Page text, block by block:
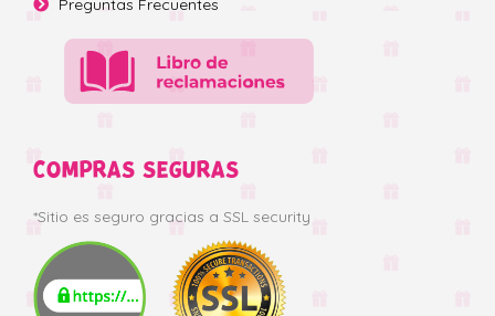
Preguntas Frecuentes
COMPRAS SEGURAS
*Sitio es seguro gracias a SSL security